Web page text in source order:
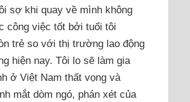
sợ khi quay về mình không
công việc tốt bởi tuổi tôi
trẻ so với thị trường lao động
hiện nay. Tôi lo sẽ làm gia
ở Việt Nam thất vọng và
mắt dòm ngó, phán xét của